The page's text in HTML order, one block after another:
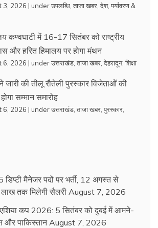
3, 2026 | underउपलब्धि ताजा खबर देश, पर्यावरण &
कण्वघाटी में 16-17 सितंबर को राष्ट्रीय
और हरित हिमालय पर होगा मंथन
6, 2026 | underउत्तराखंड ताजा खबर देहरादून, शिक्षा
जारी की तीलू रौतेली पुरस्कार विजेताओं की
सम्मान समारोह
6, 2026 | underउत्तराखंड ताजा खबर पुरस्कार
मैनेजर पदों पर भर्ती, 12 अगस्त से
तक मिलेगी सैलरी August 7, 2026
कप 2026: 5 सितंबर को दुबई में आमने-
और पाकिस्तान August 7, 2026